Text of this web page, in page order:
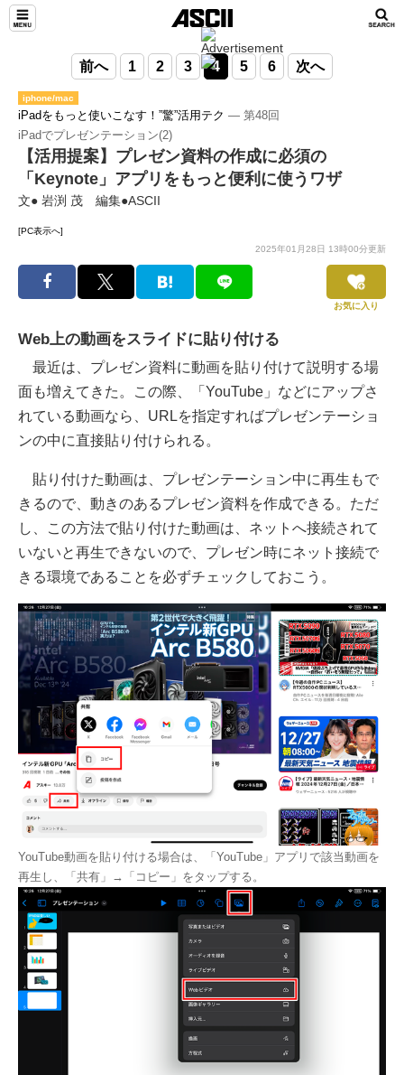
前へ 1 2 3 4 5 6 次へ
iphone/mac
iPadをもっと使いこなす！”驚”活用テク ― 第48回
iPadでプレゼンテーション(2)
【活用提案】プレゼン資料の作成に必須の
「Keynote」アプリをもっと便利に使うワザ
文● 岩渕 茂 編集●ASCII
[PC表示へ]
2025年01月28日 13時00分更新
お気に入り
Web上の動画をスライドに貼り付ける
最近は、プレゼン資料に動画を貼り付けて説明する場
面も増えてきた。この際、「YouTube」などにアップさ
れている動画なら、URLを指定すればプレゼンテーショ
ンの中に直接貼り付けられる。
貼り付けた動画は、プレゼンテーション中に再生もで
きるので、動きのあるプレゼン資料を作成できる。ただ
し、この方法で貼り付けた動画は、ネットへ接続されて
いないと再生できないので、プレゼン時にネット接続で
きる環境であることを必ずチェックしておこう。
YouTube動画を貼り付ける場合は、「YouTube」アプリで該当動画を
再生し、「共有」→「コピー」をタップする。